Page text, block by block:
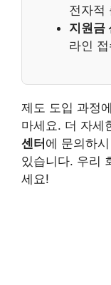
전자적
지원금
라인 접
제도 도입 과정
마세요. 더 자세
센터에 문의하
있습니다. 우리
세요!